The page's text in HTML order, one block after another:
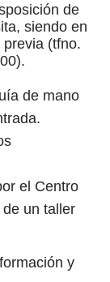
de
siendo en
(tfno.
de mano
el Centro
un taller
y